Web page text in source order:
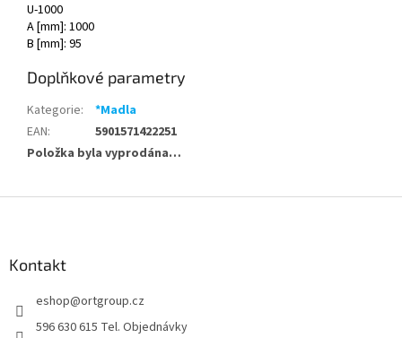
U-1000
A [mm]: 1000
B [mm]: 95
Doplňkové parametry
Kategorie:
*Madla
EAN:
5901571422251
Položka byla vyprodána…
Kontakt
eshop@ortgroup.cz
596 630 615 Tel. Objednávky